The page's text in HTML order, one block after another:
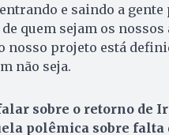
e saindo a
quem sejam os
nosso projeto está
não seja.
sobre o retorno de
polêmica sobre falta